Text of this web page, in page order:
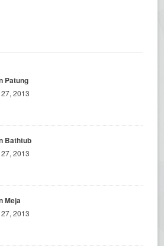
Patung
2013
Bathtub
2013
Meja
2013